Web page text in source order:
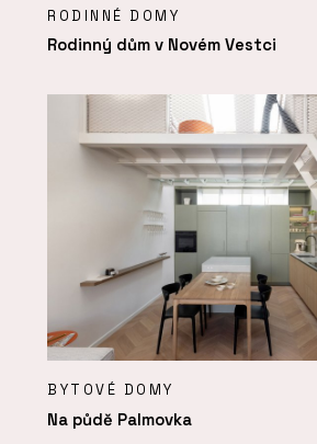
RODINNÉ DOMY
Rodinný dům v Novém Vestci
BYTOVÉ DOMY
Na půdě Palmovka